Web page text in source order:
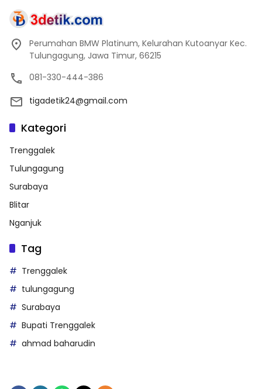
Perumahan BMW Platinum, Kelurahan Kutoanyar Kec.
Tulungagung, Jawa Timur, 66215
081-330-444-386
tigadetik24@gmail.com
Kategori
Trenggalek
Tulungagung
Surabaya
Blitar
Nganjuk
Tag
Trenggalek
tulungagung
Surabaya
Bupati Trenggalek
ahmad baharudin